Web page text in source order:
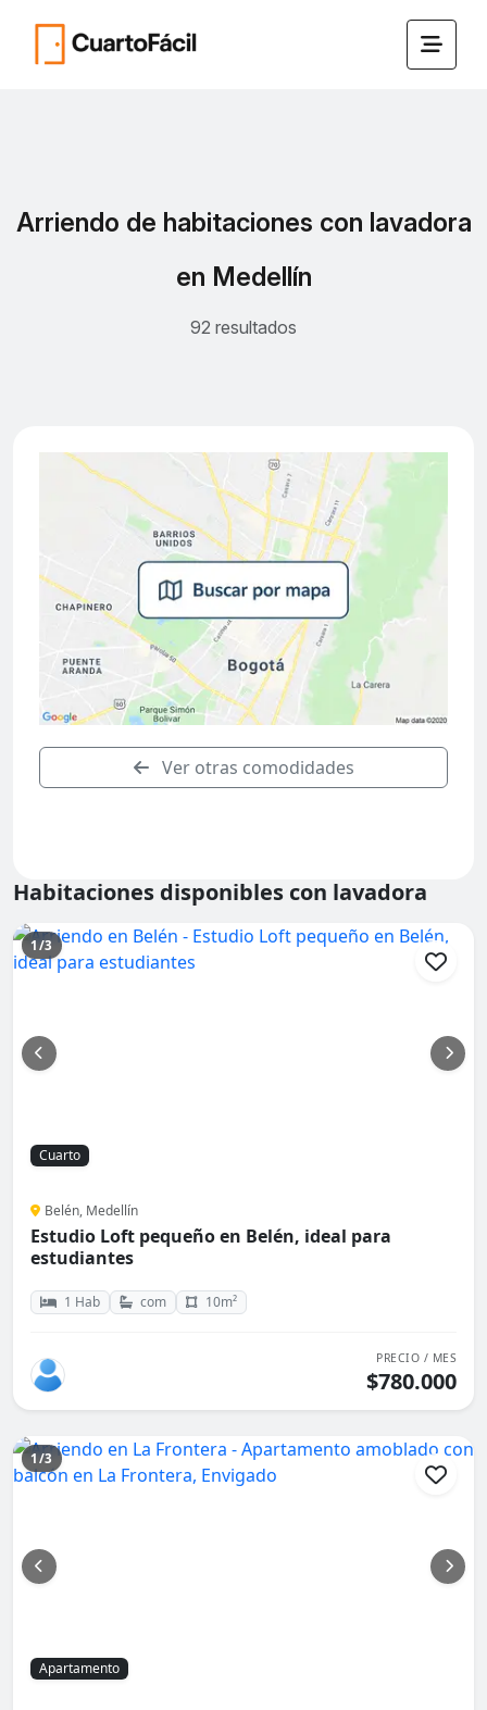
Arriendo de habitaciones con lavadora
en Medellín
92 resultados
Ver otras comodidades
Habitaciones disponibles con lavadora
1/3
Cuarto
Belén, Medellín
Estudio Loft pequeño en Belén, ideal para
estudiantes
1 Hab com 10m²
PRECIO / MES
$780.000
1/3
Apartamento